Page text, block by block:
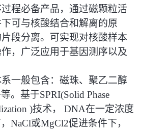
程必备产品，通过磁颗粒活
可与核酸结合和解离的原
段分离。可实现对核酸样本
，广泛应用于基因测序以及
一般包含：磁珠、聚乙二醇
。基于SPRI(Solid Phase
)技术， DNA在一定浓度
NaCl或MgCl2促进条件下，